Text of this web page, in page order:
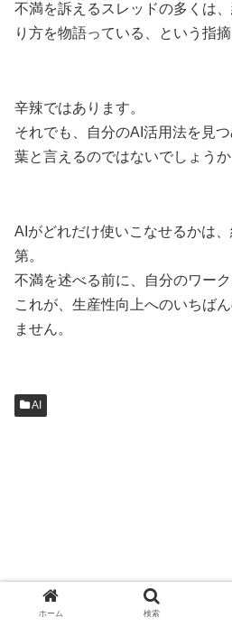
不満を訴えるスレッドの多くは
り方を物語っている、という指摘
辛辣ではあります。
それでも、自分のAI活用法を見
葉と言えるのではないでしょうか
AIがどれだけ使いこなせるかは
第。
不満を述べる前に、自分のワー
これが、生産性向上へのいちば
ません。
AI
ホーム 検索